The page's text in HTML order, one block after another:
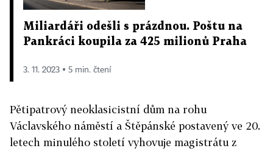
Miliardáři odešli s prázdnou. Poštu na
Pankráci koupila za 425 milionů Praha
3. 11. 2023 ▪ 5 min. čtení
Pětipatrový neoklasicistní dům na rohu
Václavského náměstí a Štěpánské postavený ve 20.
letech minulého století vyhovuje magistrátu z